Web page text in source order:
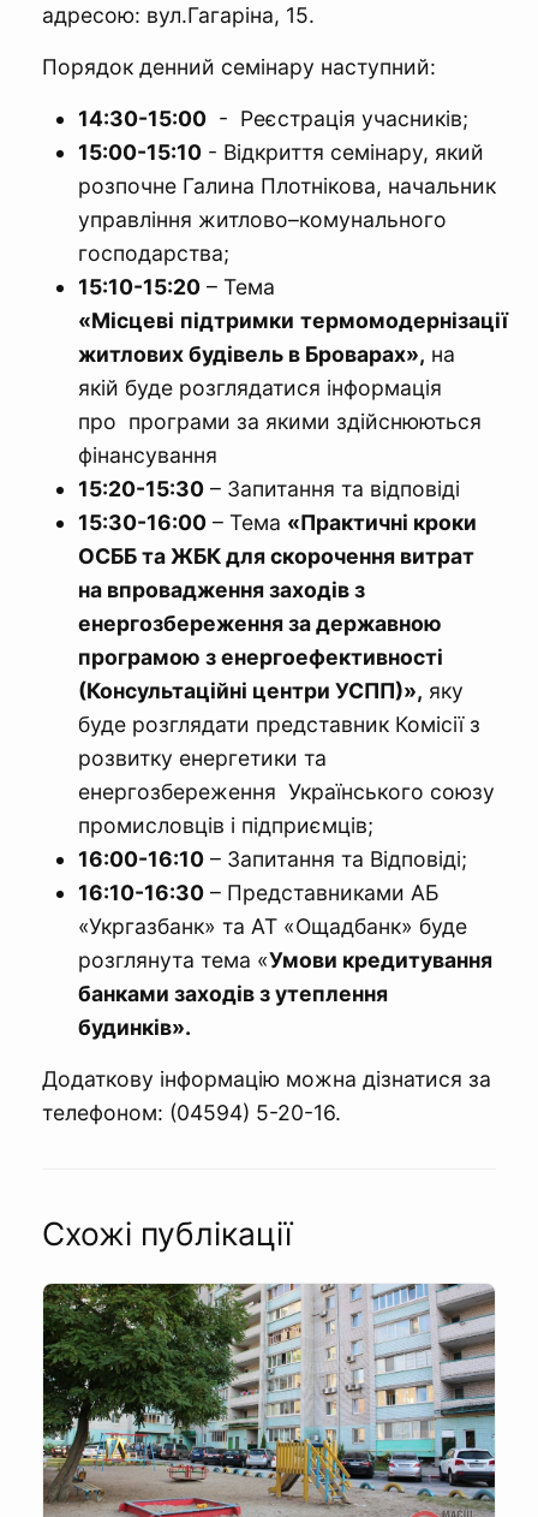
адресою: вул.Гагаріна, 15.
Порядок денний семінару наступний:
14:30-15:00 - Реєстрація учасників;
15:00-15:10 - Відкриття семінару, який
розпочне Галина Плотнікова, начальник
управління житлово–комунального
господарства;
15:10-15:20 – Тема
«Місцеві підтримки термомодернізації
житлових будівель в Броварах», на
якій буде розглядатися інформація
про програми за якими здійснюються
фінансування
15:20-15:30 – Запитання та відповіді
15:30-16:00 – Тема «Практичні кроки
ОСББ та ЖБК для скорочення витрат
на впровадження заходів з
енергозбереження за державною
програмою з енергоефективності
(Консультаційні центри УСПП)», яку
буде розглядати представник Комісії з
розвитку енергетики та
енергозбереження Українського союзу
промисловців і підприємців;
16:00-16:10 – Запитання та Відповіді;
16:10-16:30 – Представниками АБ
«Укргазбанк» та АТ «Ощадбанк» буде
розглянута тема «Умови кредитування
банками заходів з утеплення
будинків».
Додаткову інформацію можна дізнатися за
телефоном: (04594) 5-20-16.
Схожі публікації